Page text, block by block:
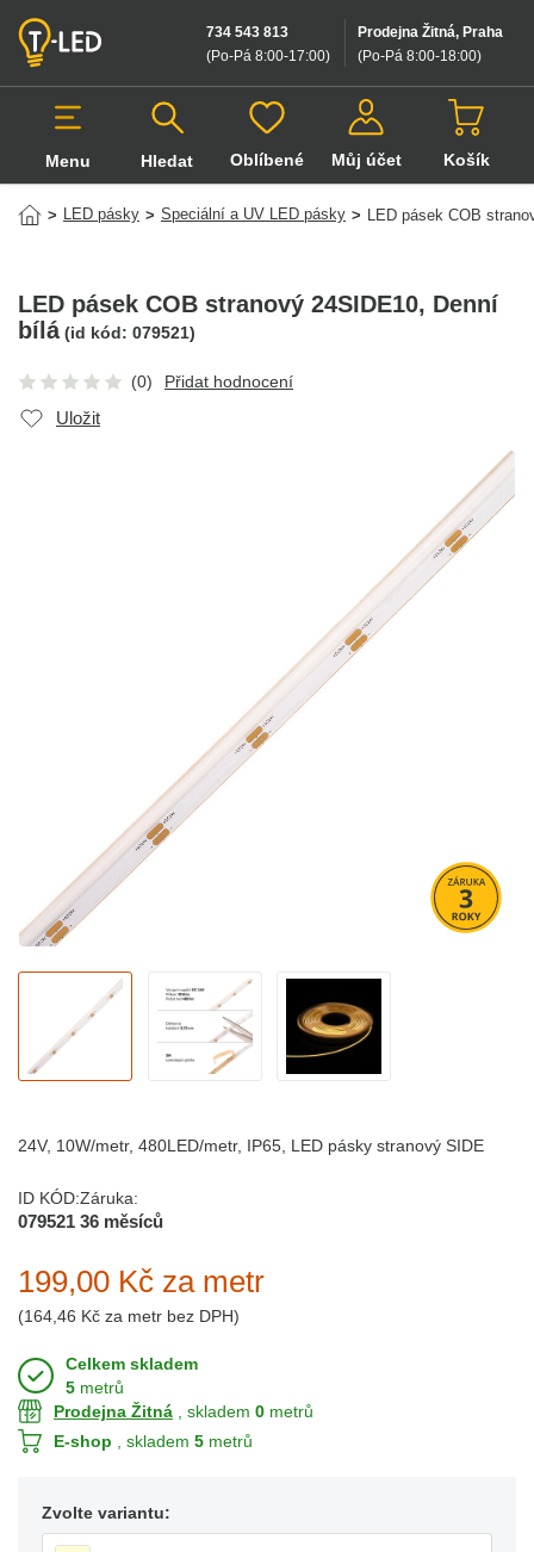
Prodejna Žitná, Praha
(Po-Pá 8:00-18:00)
734 543 813
(Po-Pá 8:00-17:00)
Menu Hledat
Hledat v produktech
Oblíbené Můj účet Košík
> LED pásky > Speciální a UV LED pásky > LED pásek COB
LED pásek COB stranový 24SIDE10, Denní
bílá (id kód: 079521)
(0) Přidat hodnocení
Uložit
24V, 10W/metr, 480LED/metr, IP65, LED pásky stranový SIDE
ID KÓD:
079521
Záruka:
36 měsíců
199,00 Kč za metr
(164,46 Kč za metr bez DPH)
Celkem skladem
5 metrů
Prodejna Žitná , skladem 0 metrů
E-shop , skladem 5 metrů
Zvolte variantu: